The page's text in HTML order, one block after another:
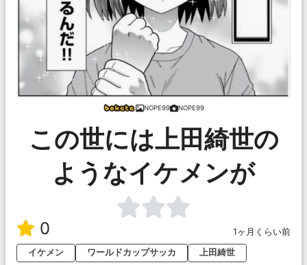
NOPE99 NOPE99
この世には上田綺世の
ようなイケメンが
0
1ヶ月くらい前
イケメン
ワールドカップサッカ 上田綺世